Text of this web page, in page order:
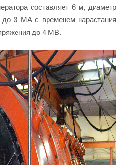
составляет 6 м, диаметр
3 МА с временем нарастания
до 4 МВ.